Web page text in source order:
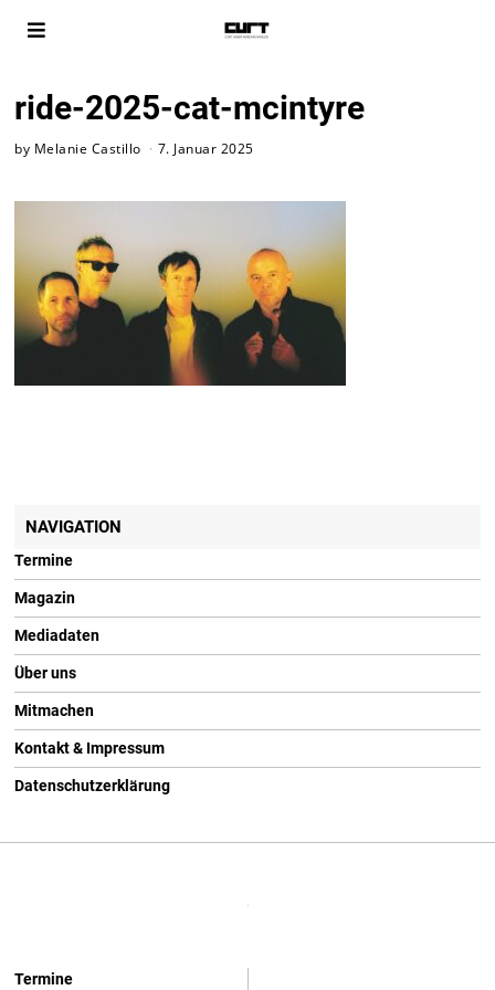
ride-2025-cat-mcintyre
by Melanie Castillo 7. Januar 2025
NAVIGATION
Termine
Magazin
Mediadaten
Über uns
Mitmachen
Kontakt & Impressum
Datenschutzerklärung
Termine